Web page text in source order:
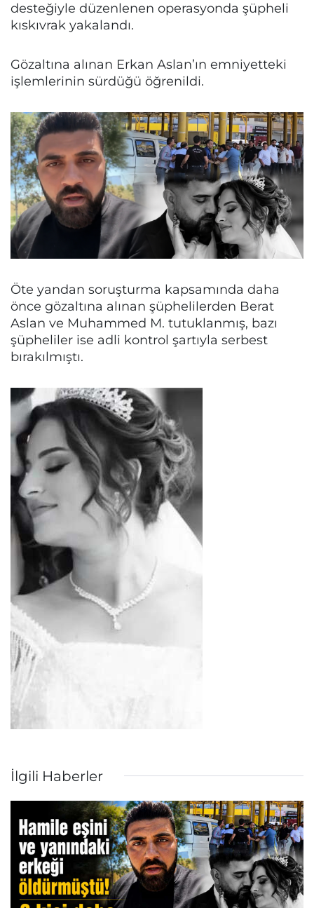
desteğiyle düzenlenen operasyonda şüpheli
kıskıvrak yakalandı.
Gözaltına alınan Erkan Aslan’ın emniyetteki
işlemlerinin sürdüğü öğrenildi.
Öte yandan soruşturma kapsamında daha
önce gözaltına alınan şüphelilerden Berat
Aslan ve Muhammed M. tutuklanmış, bazı
şüpheliler ise adli kontrol şartıyla serbest
bırakılmıştı.
İlgili Haberler